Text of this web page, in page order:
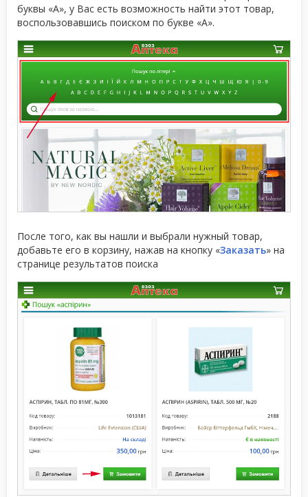
буквы «А», у Вас есть возможность найти этот товар,
воспользовавшись поиском по букве «А».
После того, как вы нашли и выбрали нужный товар,
добавьте его в корзину, нажав на кнопку «Заказать» на
странице результатов поиска